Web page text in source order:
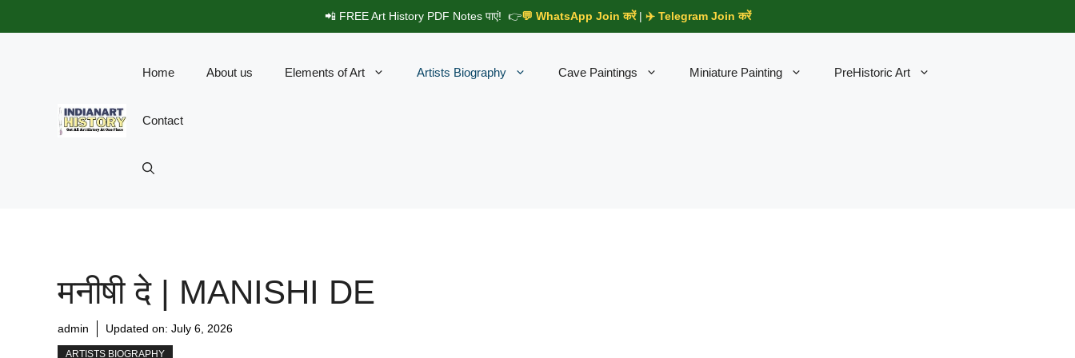
to
📲 FREE Art History PDF Notes पाएं! 👉💬 WhatsApp Join करें| ✈️ Telegram Join करें
Home About us Elements of Art Artists Biography Cave Paintings Miniature Painting PreHistoric Art
Contact
मनीषी दे | MANISHI DE
admin Updated on: July 6, 2026
ARTISTS BIOGRAPHY